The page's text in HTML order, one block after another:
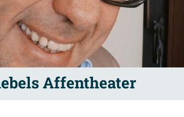
Affentheater